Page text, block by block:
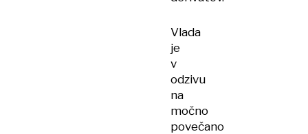
Vlada
je
v
odzivu
na
močno
povečano